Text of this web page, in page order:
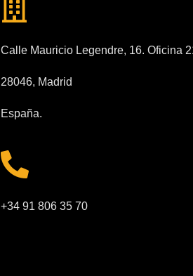
Calle Mauricio Legendre, 16. Oficina
28046, Madrid
España.
+34 91 806 35 70